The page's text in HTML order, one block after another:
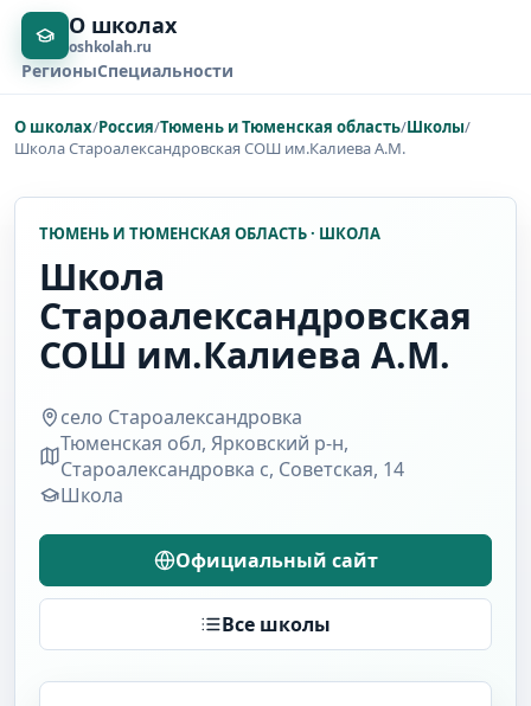
О школах
oshkolah.ru
РегионыСпециальности
О школах/Россия/Тюмень и Тюменская область/Школы/
Школа Староалександровская СОШ им.Калиева А.М.
ТЮМЕНЬ И ТЮМЕНСКАЯ ОБЛАСТЬ · ШКОЛА
Школа
Староалександровская
СОШ им.Калиева А.М.
село Староалександровка
Тюменская обл, Ярковский р-н,
Староалександровка с, Советская, 14
Школа
Официальный сайт
Все школы